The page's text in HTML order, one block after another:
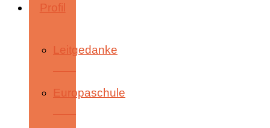
Profil
Leitgedanke
Europaschule